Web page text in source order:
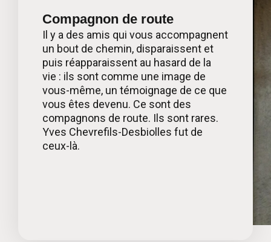
Compagnon de route
Il y a des amis qui vous accompagnent
un bout de chemin, disparaissent et
puis réapparaissent au hasard de la
vie : ils sont comme une image de
vous-même, un témoignage de ce que
vous êtes devenu. Ce sont des
compagnons de route. Ils sont rares.
Yves Chevrefils-Desbiolles fut de
ceux-là.